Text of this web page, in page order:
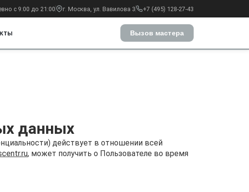
с 9:00 до 21:00 г. Москва, ул. Вавилова 3 +7 (495) 128-27-43
Вызов мастера
данных
действует в отношении всей
, может получить о Пользователе во время